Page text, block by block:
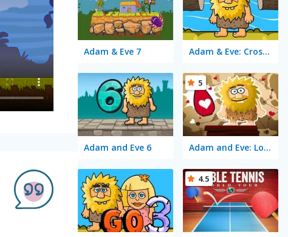
Adam & Eve 7 Adam & Eve: Crossy River
Adam and Eve 6 Adam and Eve: Love Quest
5
4.5